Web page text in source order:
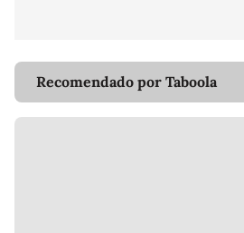
Recomendado por Taboola